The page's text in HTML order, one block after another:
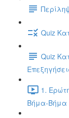
Quiz
Quiz
1.
Βήμα-Βήμα